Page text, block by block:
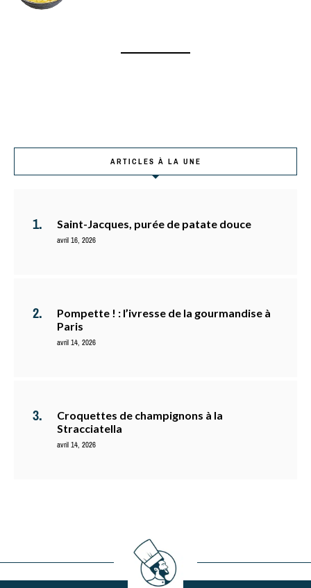
ARTICLES À LA UNE
Saint-Jacques, purée de patate douce
avril 16, 2026
Pompette ! : l’ivresse de la gourmandise à
Paris
avril 14, 2026
Croquettes de champignons à la
Stracciatella
avril 14, 2026